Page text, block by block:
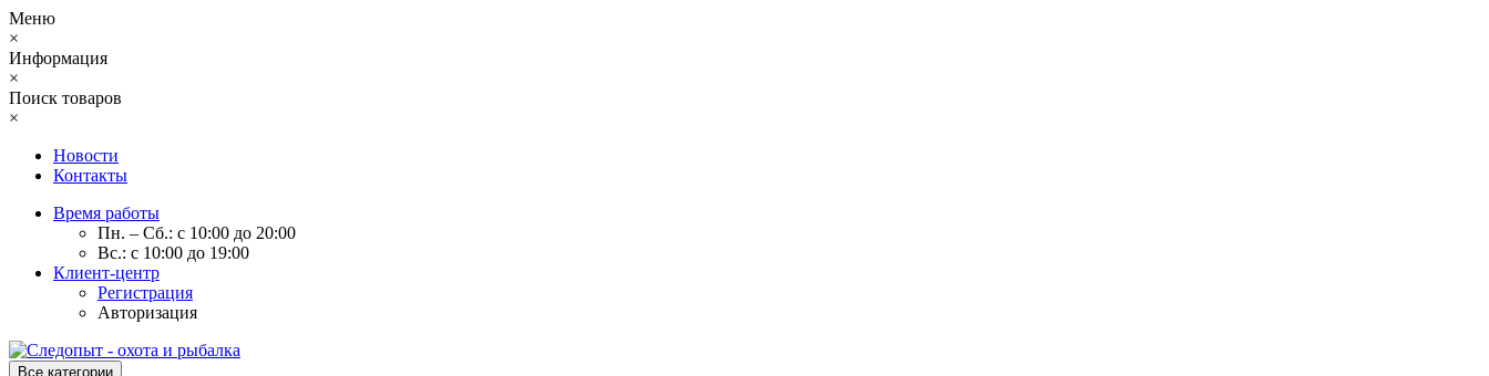
Меню
×
Информация
×
Поиск товаров
×
Новости
Контакты
Время работы
Пн. – Сб.: с 10:00 до 20:00
Вс.: с 10:00 до 19:00
Клиент-центр
Регистрация
Авторизация
Все категории